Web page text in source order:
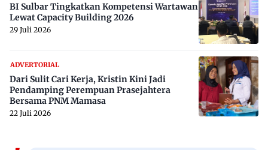
BI Sulbar Tingkatkan Kompetensi Wartawan
Lewat Capacity Building 2026
29 Juli 2026
ADVERTORIAL
Dari Sulit Cari Kerja, Kristin Kini Jadi
Pendamping Perempuan Prasejahtera
Bersama PNM Mamasa
22 Juli 2026